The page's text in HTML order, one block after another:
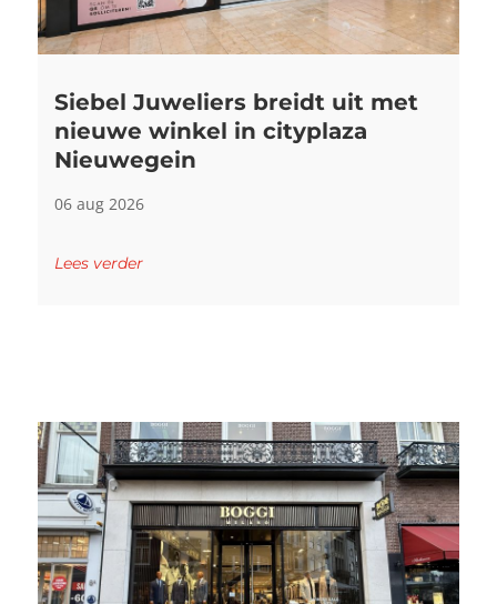
Siebel Juweliers breidt uit met
nieuwe winkel in cityplaza
Nieuwegein
06 aug 2026
Lees verder